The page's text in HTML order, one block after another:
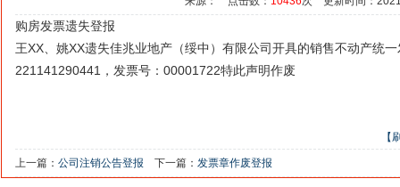
购房发票遗失登报
王XX、姚XX遗失佳兆业地产（绥中）有限公司开具的销售不动产统
221141290441，发票号：00001722特此声明作废
【
上一篇： 公司注销公告登报 下一篇： 发票章作废登报